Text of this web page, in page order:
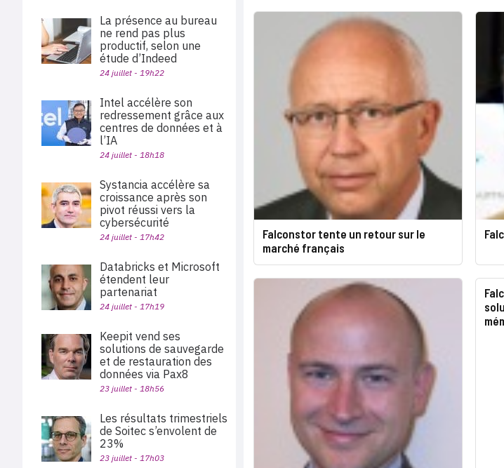
Falconstor tente un retour sur le
marché français
La présence au bureau
ne rend pas plus
productif, selon une
étude d’Indeed
24 juillet - 19h22
Intel accélère son
redressement grâce aux
centres de données et à
l’IA
24 juillet - 18h18
Systancia accélère sa
croissance après son
pivot réussi vers la
cybersécurité
24 juillet - 17h42
Databricks et Microsoft
étendent leur
partenariat
24 juillet - 17h19
Keepit vend ses
solutions de sauvegarde
et de restauration des
données via Pax8
23 juillet - 18h56
Les résultats trimestriels
de Soitec s’envolent de
23%
23 juillet - 17h03